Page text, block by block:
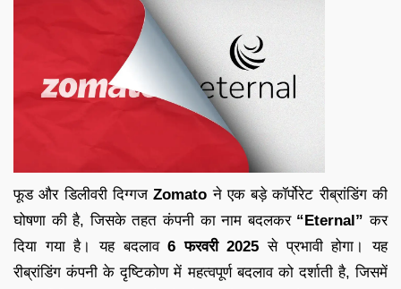
फूड और डिलीवरी दिग्गजZomato ने एक बड़े कॉर्पोरेट रीब्रांडिंग की
घोषणा की है, जिसके तहत कंपनी का नाम बदलकर “Eternal” कर
दिया गया है। यह बदलाव6 फरवरी 2025 से प्रभावी होगा। यह
रीब्रांडिंग कंपनी के दृष्टिकोण में महत्वपूर्ण बदलाव को दर्शाती है, जिसमें